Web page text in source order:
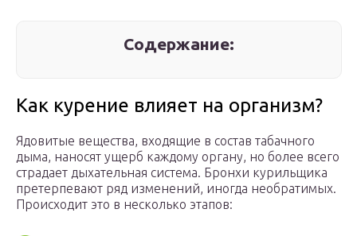
Содержание:
Как курение влияет на организм?
Ядовитые вещества, входящие в состав табачного
дыма, наносят ущерб каждому органу, но более всего
страдает дыхательная система. Бронхи курильщика
претерпевают ряд изменений, иногда необратимых.
Происходит это в несколько этапов: